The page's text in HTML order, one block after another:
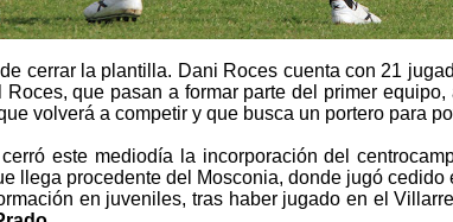
cerrar la plantilla. Dani Roces cuenta con 21
Roces, que pasan a formar parte del primer
volverá a competir y que busca un portero para
este mediodía la incorporación del
llega procedente del Mosconia, donde jugó
en juveniles, tras haber jugado en el